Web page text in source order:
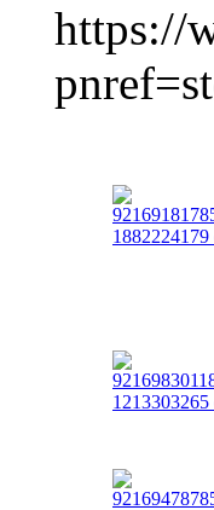
https://